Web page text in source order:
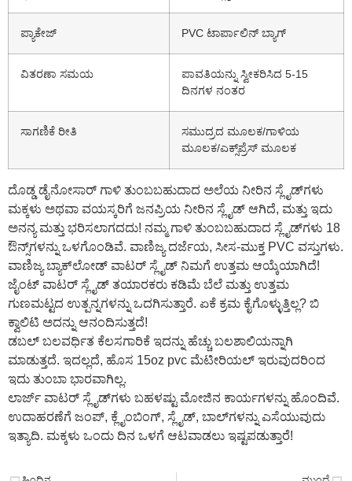
ಪ್ಯಾಕೇಜ್ PVC ಟಾರ್ಪಾಲಿನ್ ಬ್ಯಾಗ್
ವಿತರಣಾ ಸಮಯ
ಪಾವತಿಯನ್ನು ಸ್ವೀಕರಿಸಿದ 5-15
ದಿನಗಳ ನಂತರ
ಸಾಗಣಿಕೆ ರೀತಿ
ಸಮುದ್ರದ ಮೂಲಕ/ಗಾಳಿಯ
ಮೂಲಕ/ಎಕ್ಸ್‌ಪ್ರೆಸ್ ಮೂಲಕ
ದೊಡ್ಡ ಡೈನೋಸಾರ್ ಗಾಳಿ ತುಂಬಬಹುದಾದ ಅಲೆಯ ನೀರಿನ ಸ್ಲೈಡ್‌ಗಳು
ಮಕ್ಕಳು ಅಥವಾ ವಯಸ್ಕರಿಗೆ ಜನಪ್ರಿಯ ನೀರಿನ ಸ್ಲೈಡ್ ಆಗಿದೆ, ಮತ್ತು ಇದು
ಅನನ್ಯ ಮತ್ತು ಭರಿಸಲಾಗದದು! ನಮ್ಮ ಗಾಳಿ ತುಂಬಬಹುದಾದ ಸ್ಲೈಡ್‌ಗಳು 18
ಔನ್ಸ್‌ಗಳನ್ನು ಒಳಗೊಂಡಿವೆ. ವಾಣಿಜ್ಯ ದರ್ಜೆಯ, ಸೀಸ-ಮುಕ್ತ PVC ವಸ್ತುಗಳು.
ವಾಣಿಜ್ಯ ಬ್ಯಾಕ್‌ಲೋಡ್ ವಾಟರ್ ಸ್ಲೈಡ್ ನಿಮಗೆ ಉತ್ತಮ ಆಯ್ಕೆಯಾಗಿದೆ!
ಜೈಂಟ್ ವಾಟರ್ ಸ್ಲೈಡ್ ತಯಾರಕರು ಕಡಿಮೆ ಬೆಲೆ ಮತ್ತು ಉತ್ತಮ
ಗುಣಮಟ್ಟದ ಉತ್ಪನ್ನಗಳನ್ನು ಒದಗಿಸುತ್ತಾರೆ. ಏಕೆ ಕ್ರಮ ಕೈಗೊಳ್ಳುತ್ತಿಲ್ಲ? ಬಿ
ಕ್ವಾಲಿಟಿ ಅದನ್ನು ಆನಂದಿಸುತ್ತದೆ!
ಡಬಲ್ ಬಲವರ್ಧಿತ ಕೆಲಸಗಾರಿಕೆ ಇದನ್ನು ಹೆಚ್ಚು ಬಲಶಾಲಿಯನ್ನಾಗಿ
ಮಾಡುತ್ತದೆ. ಇದಲ್ಲದೆ, ಹೊಸ 15oz pvc ಮೆಟೀರಿಯಲ್ ಇರುವುದರಿಂದ
ಇದು ತುಂಬಾ ಭಾರವಾಗಿಲ್ಲ.
ಲಾರ್ಜ್ ವಾಟರ್ ಸ್ಲೈಡ್‌ಗಳು ಬಹಳಷ್ಟು ಮೋಜಿನ ಕಾರ್ಯಗಳನ್ನು ಹೊಂದಿವೆ.
ಉದಾಹರಣೆಗೆ ಜಂಪ್, ಕ್ಲೈಂಬಿಂಗ್, ಸ್ಲೈಡ್, ಬಾಲ್‌ಗಳನ್ನು ಎಸೆಯುವುದು
ಇತ್ಯಾದಿ. ಮಕ್ಕಳು ಒಂದು ದಿನ ಒಳಗೆ ಆಟವಾಡಲು ಇಷ್ಟಪಡುತ್ತಾರೆ!